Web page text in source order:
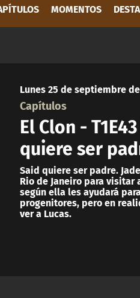
MOMENTOS
Lunes 25 de septiembre
Capítulos
El Clon -
quiere ser
Said quiere ser padre.
Rio de Janeiro para visitar
según ella les ayudará
progenitores, pero en
ver a Lucas.